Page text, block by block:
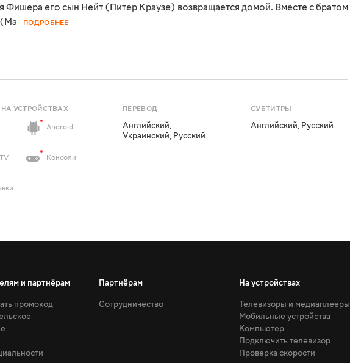
Фишера его сын Нейт (Питер Краузе) возвращается домой. Вместе с братом
ПОДРОБНЕЕ
УСТРОЙСТВАХ
Android
Консоли
ПЕРЕВОД
Английский,
Украинский, Русский
СУБТИТРЫ
Английский, Русский
и партнёрам
промокод
Партнёрам
Сотрудничество
На устройствах
Телевизоры и медиаплееры
Мобильные устройства
Компьютер
Подключить телевизор
Проверка скорости